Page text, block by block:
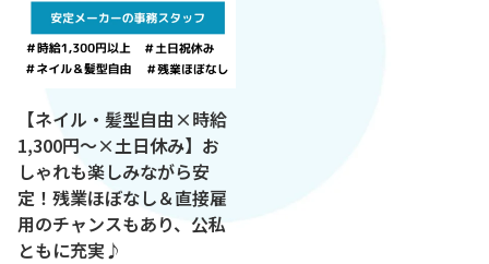
【ネイル・髪型自由×時給
1,300円～×土日休み】お
しゃれも楽しみながら安
定！残業ほぼなし＆直接雇
用のチャンスもあり、公私
ともに充実♪